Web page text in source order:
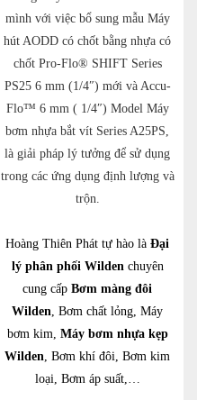
mình với việc bổ sung mẫu Máy
hút AODD có chốt bằng nhựa có
chốt Pro-Flo® SHIFT Series
PS25 6 mm (1/4″) mới và Accu-
Flo™ 6 mm ( 1/4″) Model Máy
bơm nhựa bắt vít Series A25PS,
là giải pháp lý tưởng để sử dụng
trong các ứng dụng định lượng và
trộn.
Hoàng Thiên Phát tự hào là Đại
lý phân phối Wildenchuyên
cung cấp Bơm màng đôi
Wilden, Bơm chất lỏng, Máy
bơm kim, Máy bơm nhựa kẹp
Wilden, Bơm khí đôi, Bơm kim
loại, Bơm áp suất,…